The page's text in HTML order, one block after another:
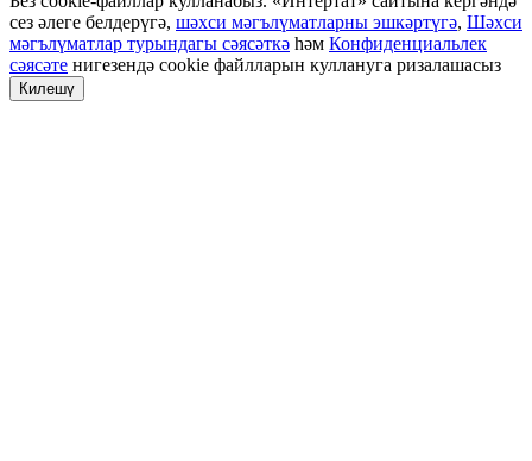
сез әлеге белдерүгә, шәхси мәгълүматларны эшкәртүгә, Шәхси
мәгълүматлар турындагы сәясәткә һәм Конфиденциальлек
сәясәте нигезендә cookie файлларын куллануга ризалашасыз
Килешү